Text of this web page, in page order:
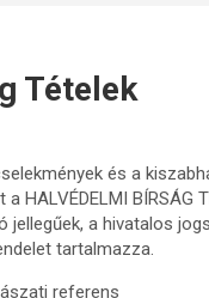
Tételek
és a
HALVÉDELMI
a hivatalos
tartalmazza.
referens